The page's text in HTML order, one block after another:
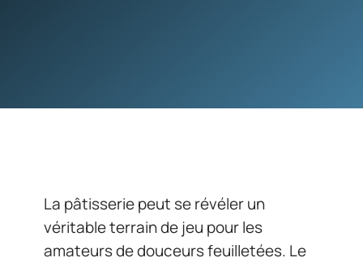
La pâtisserie peut se révéler un
véritable terrain de jeu pour les
amateurs de douceurs feuilletées. Le